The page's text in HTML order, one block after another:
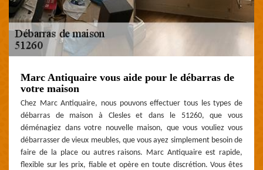
Marc Antiquaire vous aide pour le débarras de
votre maison
Chez Marc Antiquaire, nous pouvons effectuer tous les types de
débarras de maison à Clesles et dans le 51260, que vous
déménagiez dans votre nouvelle maison, que vous vouliez vous
débarrasser de vieux meubles, que vous ayez simplement besoin de
faire de la place ou autres raisons. Marc Antiquaire est rapide,
flexible sur les prix, fiable et opère en toute discrétion. Vous êtes